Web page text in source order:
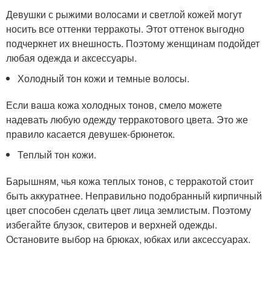
Девушки с рыжими волосами и светлой кожей могут
носить все оттенки терракоты. Этот оттенок выгодно
подчеркнет их внешность. Поэтому женщинам подойдет
любая одежда и аксессуары.
Холодный тон кожи и темные волосы.
Если ваша кожа холодных тонов, смело можете
надевать любую одежду терракотового цвета. Это же
правило касается девушек-брюнеток.
Теплый тон кожи.
Барышням, чья кожа теплых тонов, с терракотой стоит
быть аккуратнее. Неправильно подобранный кирпичный
цвет способен сделать цвет лица землистым. Поэтому
избегайте блузок, свитеров и верхней одежды.
Остановите выбор на брюках, юбках или аксессуарах.